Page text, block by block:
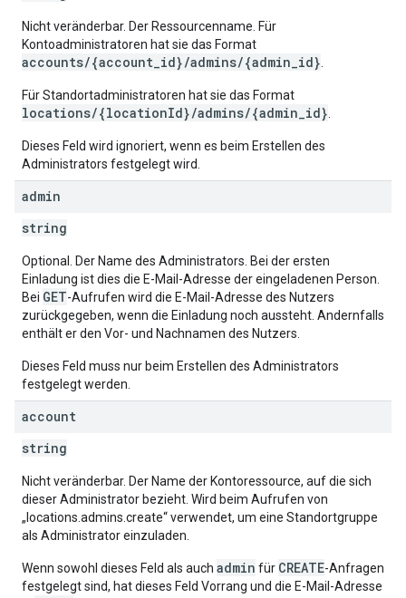
Nicht veränderbar. Der Ressourcenname. Für
Kontoadministratoren hat sie das Format
accounts/{account_id}/admins/{admin_id}
Für Standortadministratoren hat sie das Format
locations/{locationId}/admins/{admin_id}
Dieses Feld wird ignoriert, wenn es beim Erstellen des
Administrators festgelegt wird.
admin
string
Optional. Der Name des Administrators. Bei der ersten
Einladung ist dies die E-Mail-Adresse der eingeladenen Person.
Bei GET-Aufrufen wird die E-Mail-Adresse des Nutzers
zurückgegeben, wenn die Einladung noch aussteht. Andernfalls
enthält er den Vor- und Nachnamen des Nutzers.
Dieses Feld muss nur beim Erstellen des Administrators
festgelegt werden.
account
string
Nicht veränderbar. Der Name der Kontoressource, auf die sich
dieser Administrator bezieht. Wird beim Aufrufen von
„locations.admins.create“ verwendet, um eine Standortgruppe
als Administrator einzuladen.
Wenn sowohl dieses Feld als auch admin für CREATE-Anfragen
festgelegt sind, hat dieses Feld Vorrang und die E-Mail-Adresse